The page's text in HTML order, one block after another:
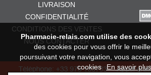
LIVRAISON
CONFIDENTIALITÉ
CONDITIONS DES VENTES
NOUS CONTACTER
Pharmacie-relais.com utilise des
des cookies pour vous offrir le
poursuivant votre navigation, vous
cookies
En savoir plus